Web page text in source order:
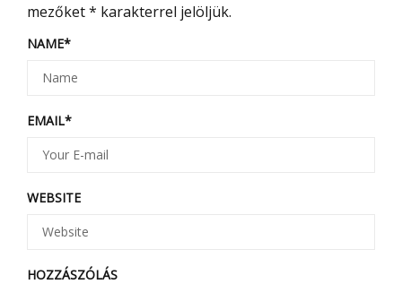
mezőket* karakterrel jelöljük.
NAME*
EMAIL*
WEBSITE
HOZZÁSZÓLÁS